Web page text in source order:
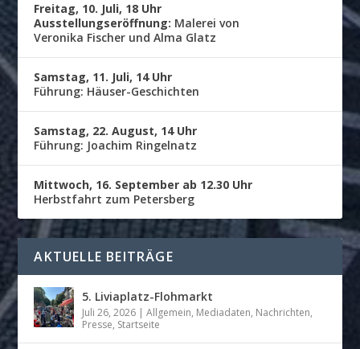
Freitag, 10. Juli, 18 Uhr
Ausstellungseröffnung: Malerei von
Veronika Fischer und Alma Glatz
Samstag, 11. Juli, 14 Uhr
Führung: Häuser-Geschichten
Samstag, 22. August, 14 Uhr
Führung: Joachim Ringelnatz
Mittwoch, 16. September ab 12.30 Uhr
Herbstfahrt zum Petersberg
AKTUELLE BEITRÄGE
5. Liviaplatz-Flohmarkt
Juli 26, 2026 |Allgemein, Mediadaten, Nachrichten,
Presse, Startseite